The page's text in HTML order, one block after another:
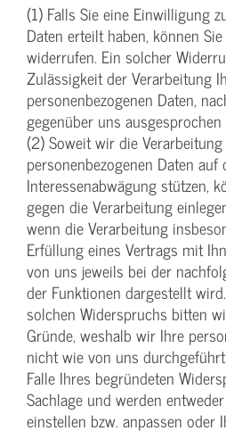
(1) Falls Sie eine Einwilligung
Daten erteilt haben, können
widerrufen. Ein solcher
Zulässigkeit der Verarbeitung
personenbezogenen Daten,
gegenüber uns ausgesprochen
(2) Soweit wir die
personenbezogenen Daten auf
Interessenabwägung stützen,
gegen die Verarbeitung
wenn die Verarbeitung
Erfüllung eines Vertrags mit
von uns jeweils bei der
der Funktionen dargestellt
solchen Widerspruchs bitten
Gründe, weshalb wir Ihre
nicht wie von uns
Falle Ihres begründeten
Sachlage und werden
einstellen bzw. anpassen oder